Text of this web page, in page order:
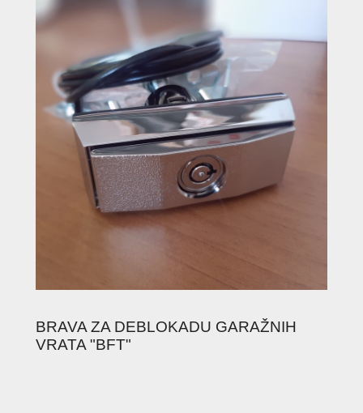
BRAVA ZA DEBLOKADU GARAŽNIH
VRATA "BFT"